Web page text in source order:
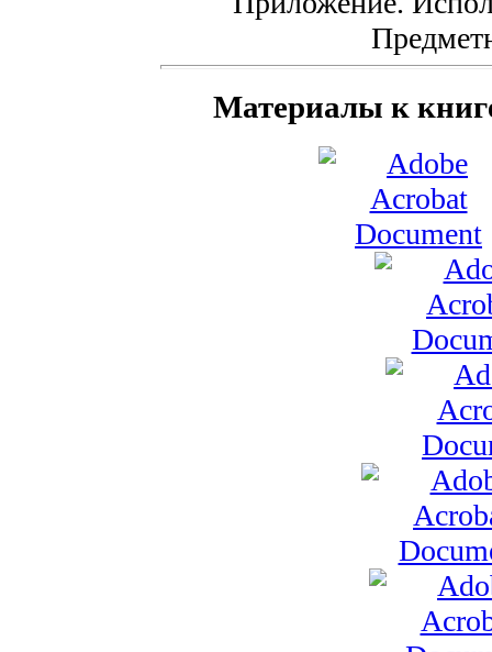
Материалы к